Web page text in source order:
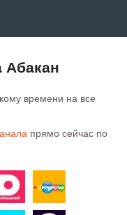
Абакан
времени на все
прямо сейчас по